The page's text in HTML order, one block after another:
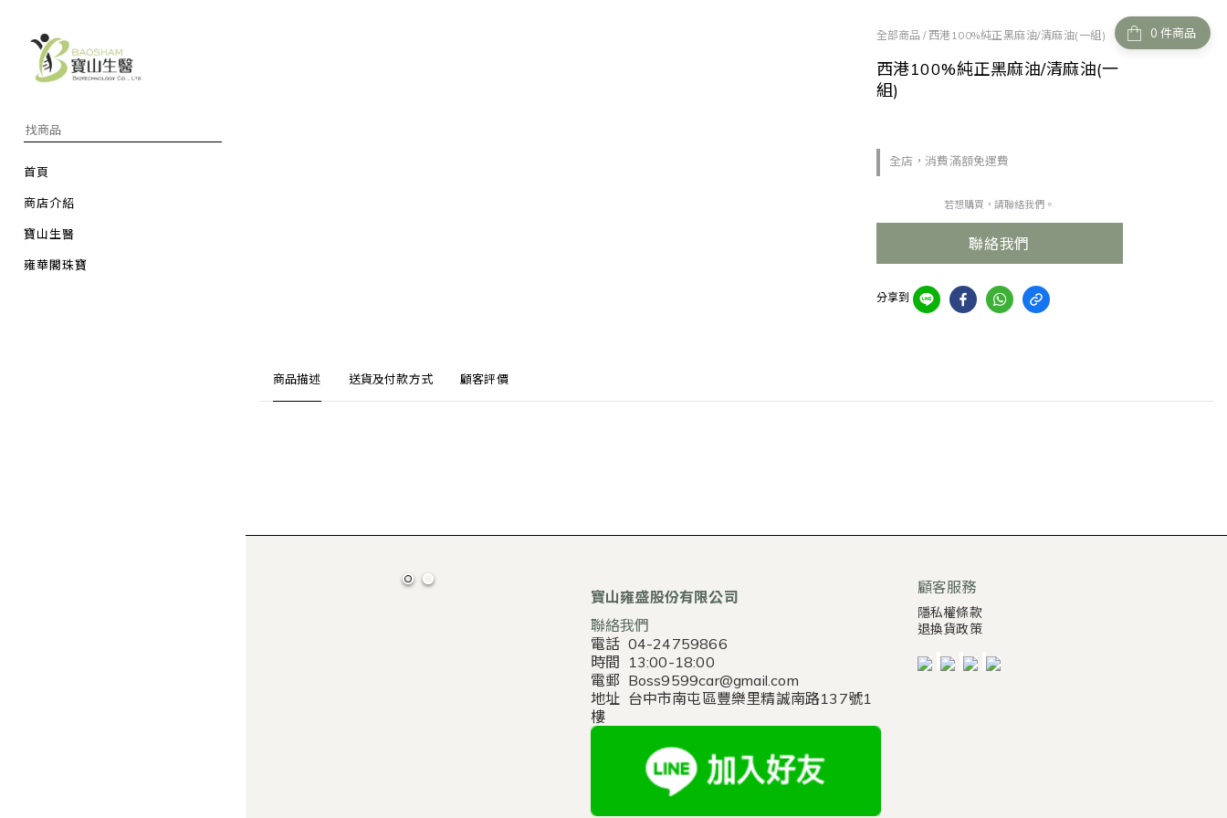
首頁
商店介紹
寶山生醫
雍華閣珠寶
件商品
全部商品 /西港100%純正黑麻油/清麻油(一組)
西港100%純正黑麻油/清麻油(一
組)
全店，消費滿額免運費
若想購買，請聯絡我們。
聯絡我們
分享到
商品描述 送貨及付款方式 顧客評價
寶山雍盛股份有限公司
聯絡我們
電話 04-24759866
時間 13:00-18:00
電郵 Boss9599car@gmail.com
地址 台中市南屯區豐樂里精誠南路137號1
樓
顧客服務
隱私權條款
退換貨政策